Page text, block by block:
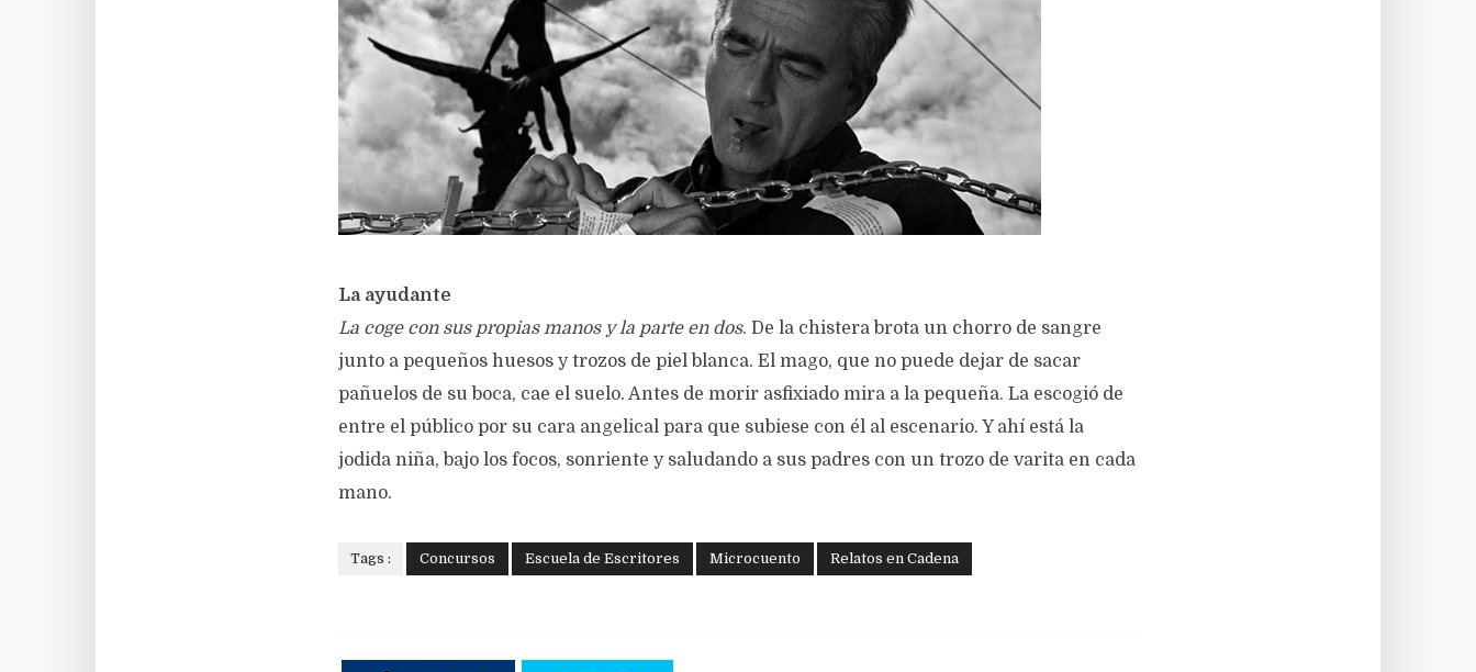
La ayudante
La coge con sus propias manos y la parte en dos. De la chistera brota un chorro de sangre
junto a pequeños huesos y trozos de piel blanca. El mago, que no puede dejar de sacar
pañuelos de su boca, cae el suelo. Antes de morir asfixiado mira a la pequeña. La escogió de
entre el público por su cara angelical para que subiese con él al escenario. Y ahí está la
jodida niña, bajo los focos, sonriente y saludando a sus padres con un trozo de varita en cada
mano.
Tags : Concursos Escuela de Escritores Microcuento Relatos en Cadena